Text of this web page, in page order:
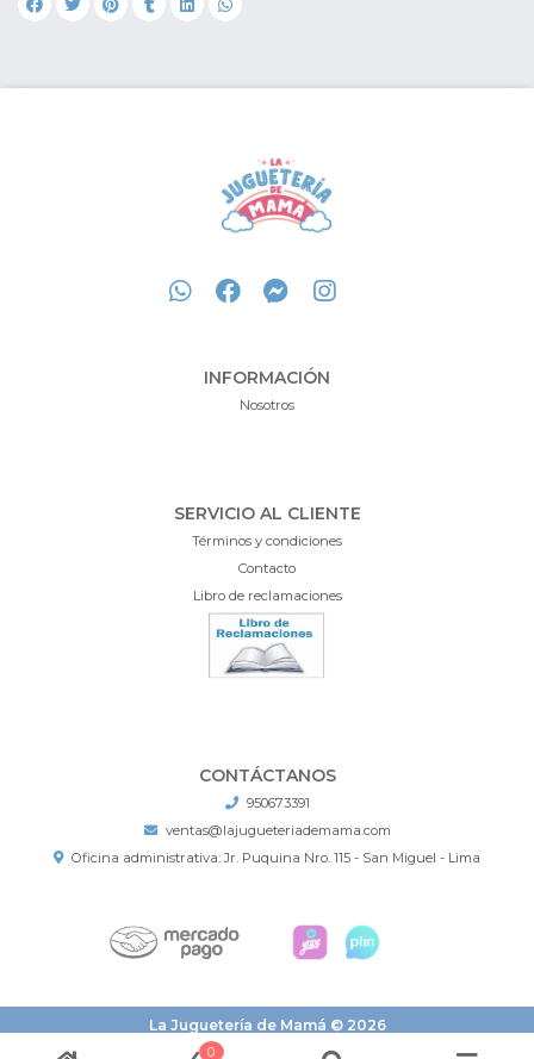
INFORMACIÓN
Nosotros
SERVICIO AL CLIENTE
Términos y condiciones
Contacto
Libro de reclamaciones
CONTÁCTANOS
950673391
ventas@lajugueteriademama.com
Oficina administrativa: Jr. Puquina Nro. 115 - San Miguel - Lima
La Juguetería de Mamá © 2026
¿Te gusta mi tienda? Yo vendo con
0